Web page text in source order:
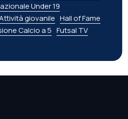
Under 19
giovanile Hall of Fame
Calcio a 5 Futsal TV